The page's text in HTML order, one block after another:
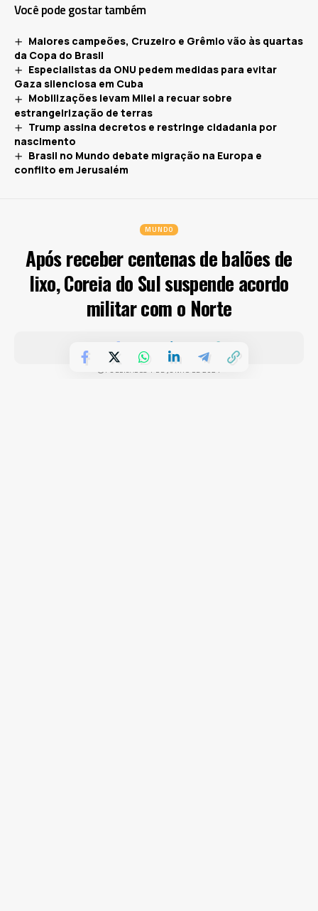
Você pode gostar também
Maiores campeões, Cruzeiro e Grêmio vão às quartas
da Copa do Brasil
Especialistas da ONU pedem medidas para evitar
Gaza silenciosa em Cuba
Mobilizações levam Milei a recuar sobre
estrangeirização de terras
Trump assina decretos e restringe cidadania por
nascimento
Brasil no Mundo debate migração na Europa e
conflito em Jerusalém
MUNDO
Após receber centenas de balões de
lixo, Coreia do Sul suspende acordo
militar com o Norte
PUBLICADOS 4 DE JUNHO DE 2024